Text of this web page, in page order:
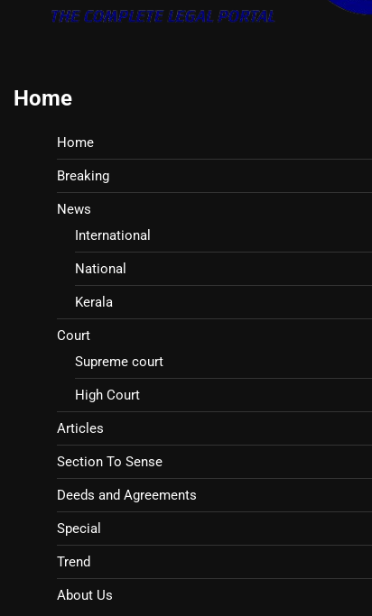
Home
Home
Breaking
News
International
National
Kerala
Court
Supreme court
High Court
Articles
Section To Sense
Deeds and Agreements
Special
Trend
About Us